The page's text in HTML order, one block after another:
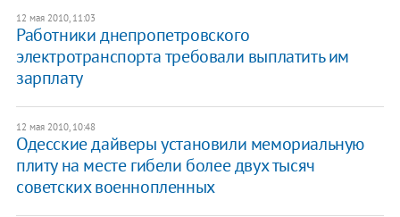
12 мая 2010, 11:03
Работники днепропетровского
электротранспорта требовали выплатить им
зарплату
12 мая 2010, 10:48
Одесские дайверы установили мемориальную
плиту на месте гибели более двух тысяч
советских военнопленных